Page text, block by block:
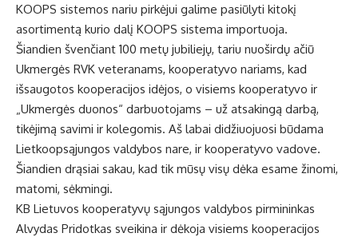
KOOPS sistemos nariu pirkėjui galime pasiūlyti kitokį
asortimentą kurio dalį KOOPS sistema importuoja.
Šiandien švenčiant 100 metų jubiliejų, tariu nuoširdų ačiū
Ukmergės RVK veteranams, kooperatyvo nariams, kad
išsaugotos kooperacijos idėjos, o visiems kooperatyvo ir
„Ukmergės duonos“ darbuotojams – už atsakingą darbą,
tikėjimą savimi ir kolegomis. Aš labai didžiuojuosi būdama
Lietkoopsąjungos valdybos nare, ir kooperatyvo vadove.
Šiandien drąsiai sakau, kad tik mūsų visų dėka esame žinomi,
matomi, sėkmingi.
KB Lietuvos kooperatyvų sąjungos valdybos pirmininkas
Alvydas Pridotkas sveikina ir dėkoja visiems kooperacijos